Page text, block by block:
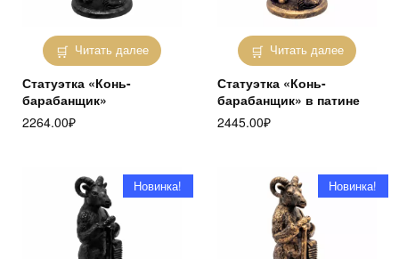
Читать далее
Статуэтка «Конь-
барабанщик»
2264.00₽
Читать далее
Статуэтка «Конь-
барабанщик» в патине
2445.00₽
Новинка! Новинка!